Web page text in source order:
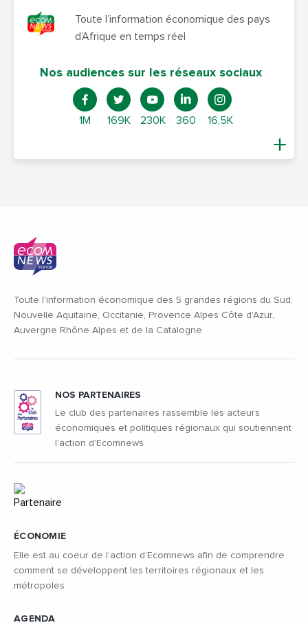
Toute l’information économique des pays
d’Afrique en temps réel
Nos audiences sur les réseaux sociaux
1M 169K 230K 360 16,5K
Toute l'information économique des 5 grandes régions du Sud:
Nouvelle Aquitaine, Occitanie, Provence Alpes Côte d'Azur,
Auvergne Rhône Alpes et de la Catalogne
ÉCONOMIE
Elle est au coeur de l’action d’Ecomnews afin de comprendre
comment se développent les territoires régionaux et les
métropoles
AGENDA
NOS PARTENAIRES
Le club des partenaires rassemble les acteurs
économiques et politiques régionaux qui soutiennent
l'action d'Ecomnews